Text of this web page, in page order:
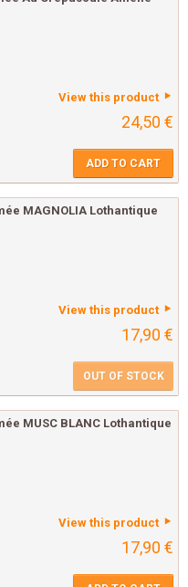
View this product
24,50 €
ADD TO CART
MAGNOLIA Lothantique
View this product
17,90 €
OUT OF STOCK
MUSC BLANC Lothantique
View this product
17,90 €